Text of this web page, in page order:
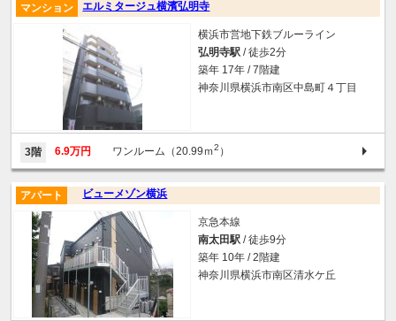
エルミタージュ横濱弘明寺
マンション
横浜市営地下鉄ブルーライン
弘明寺駅 / 徒歩2分
築年 17年 / 7階建
神奈川県横浜市南区中島町４丁目
3階 6.9万円 ワンルーム（20.99ｍ2 ）
ビューメゾン横浜
アパート
京急本線
南太田駅 / 徒歩9分
築年 10年 / 2階建
神奈川県横浜市南区清水ケ丘